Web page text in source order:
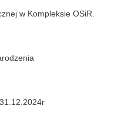
w Kompleksie OSiR.